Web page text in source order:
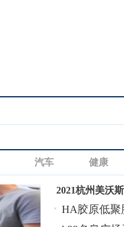
汽车 健康
2021杭州美沃
HA胶原低聚